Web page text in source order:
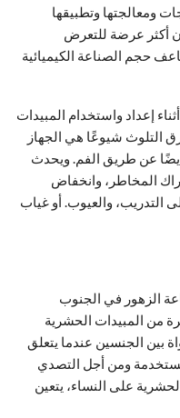
ومعالجتها وتطبيقها
أكثر عرضة للتعرض
حجم الصناعة الكيميائية
إعداد واستخدام المبيدات
التلوث شيوعًا هي الجهاز
عن طريق الفم. ويحدث
المخاطر، وانخفاض
التدريب، والعيوب. أو غياب
الزهور في الجنوب
من المبيدات الحشرية
بين الجنسين عندما يتعلق
ومن أجل التصدي
على النساء، يتعين